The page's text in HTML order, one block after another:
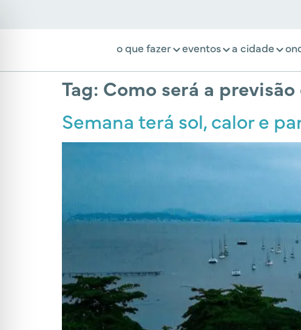
o que fazer eventos a cidade
Tag: Como será a
Semana terá sol, calor e